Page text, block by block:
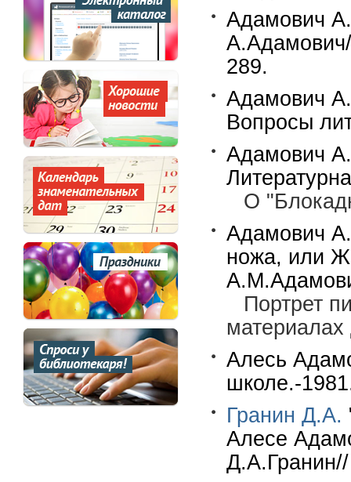
Адамович
289.
Адамович
Вопросы
Адамович
О
Адамович
ножа, или
Портрет
материалах
Алесь
школе.-
Гранин Д.А.
Алесе
Д.А.Гранин//